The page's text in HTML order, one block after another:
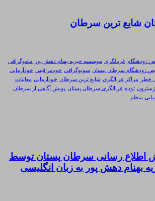
شایع ترین سرطان
زودهنگام غربالگری موسسه خیریه بهنام دهش پور
ماموگرافی
زودهنگام سرطان پستان سونوگرافی خودمراقبتی خودآزمایی
خطر مراکز غربالگری شایع ترین سرطان خودآزمایی معاینات
توده غربالگری سرطان پستان پویش آگاهی از سرطان
منظم
اطلاع رسانی سرطان پستان توسط
بهنام دهش پور به زبان انگلیسی